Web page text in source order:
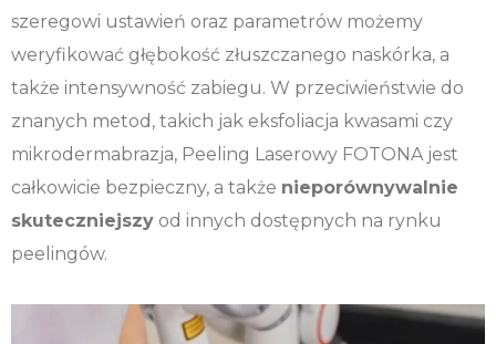
szeregowi ustawień oraz parametrów możemy
weryfikować głębokość złuszczanego naskórka, a
także intensywność zabiegu. W przeciwieństwie do
znanych metod, takich jak eksfoliacja kwasami czy
mikrodermabrazja, Peeling Laserowy FOTONA jest
całkowicie bezpieczny, a także nieporównywalnie
skuteczniejszy od innych dostępnych na rynku
peelingów.